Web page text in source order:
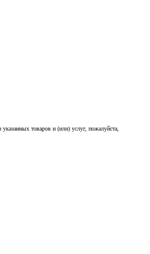
товаров и (или) услуг, пожалуйста,